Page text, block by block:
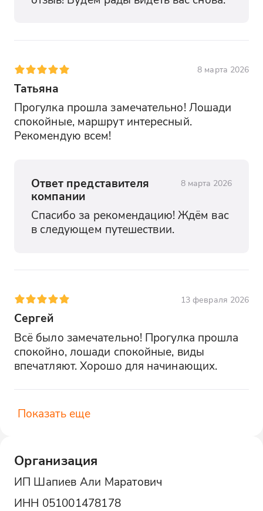
8 марта 2026
Татьяна
Прогулка прошла замечательно! Лошади
спокойные, маршрут интересный.
Рекомендую всем!
Ответ представителя
компании
8 марта 2026
Спасибо за рекомендацию! Ждём вас
в следующем путешествии.
13 февраля 2026
Сергей
Всё было замечательно! Прогулка прошла
спокойно, лошади спокойные, виды
впечатляют. Хорошо для начинающих.
Показать еще
Организация
ИП Шапиев Али Маратович
ИНН 051001478178